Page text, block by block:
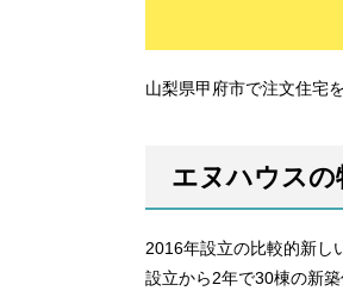
山梨県甲府市で注文住宅
エヌハウスの
2016年設立の比較的新し
設立から2年で30棟の新